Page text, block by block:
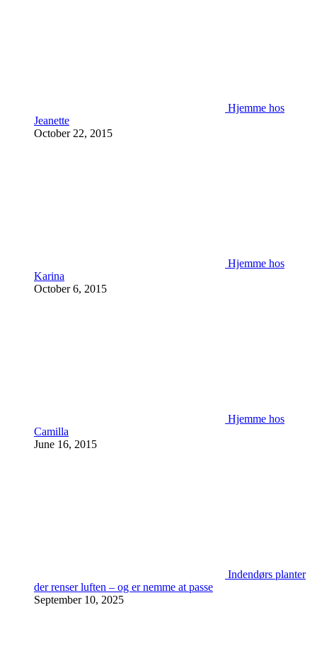
Hjemme hos
Jeanette
October 22, 2015
Hjemme hos
Karina
October 6, 2015
Hjemme hos
Camilla
June 16, 2015
Indendørs planter
der renser luften – og er nemme at passe
September 10, 2025